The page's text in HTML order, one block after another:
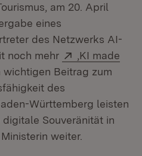
am 20. April
eines
des Netzwerks AI-
noch mehr
Extern:
‚KI made
Fenster)
Beitrag zum
des
Württemberg leisten
Souveränität in
weiter.